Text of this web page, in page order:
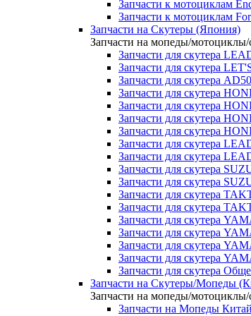
Запчасти к мотоциклам
Запчасти к мотоциклам
Запчасти на Скутеры (Япония)
Запчасти на мопеды/мотоциклы/
Запчасти для скутера
Запчасти для скутера
Запчасти для скутера
Запчасти для скутера
Запчасти для скутера
Запчасти для скутера
Запчасти для скутера
Запчасти для скутера
Запчасти для скутера
Запчасти для скутера
Запчасти для скутера
Запчасти для скутера
Запчасти для скутера
Запчасти для скутера
Запчасти для скутера
Запчасти для скутера
Запчасти для скутера
Запчасти для скутера
Запчасти на Скутеры/Мопеды
Запчасти на мопеды/мотоциклы/
Запчасти на Мопеды Китай